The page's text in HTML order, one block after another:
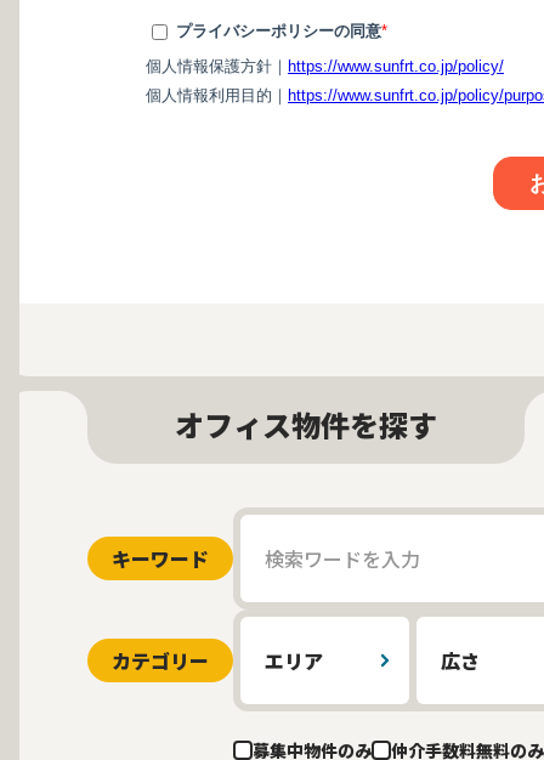
オフィス物件を探す
キーワード
カテゴリー エリア 広さ
募集中物件のみ 仲介手数料無料のみ